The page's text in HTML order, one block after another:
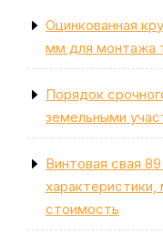
Оцинкованная
мм для монтажа
Порядок
земельными
Винтовая свая
стоимость